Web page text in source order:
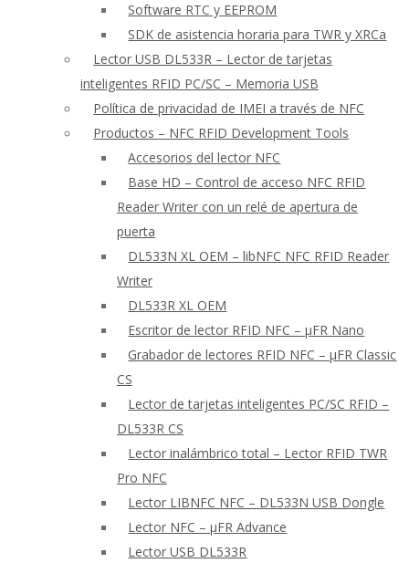
Software RTC y EEPROM
SDK de asistencia horaria para TWR y XRCa
Lector USB DL533R – Lector de tarjetas
inteligentes RFID PC/SC – Memoria USB
Política de privacidad de IMEI a través de NFC
Productos – NFC RFID Development Tools
Accesorios del lector NFC
Base HD – Control de acceso NFC RFID
Reader Writer con un relé de apertura de
puerta
DL533N XL OEM – libNFC NFC RFID Reader
Writer
DL533R XL OEM
Escritor de lector RFID NFC – μFR Nano
Grabador de lectores RFID NFC – μFR Classic
CS
Lector de tarjetas inteligentes PC/SC RFID –
DL533R CS
Lector inalámbrico total – Lector RFID TWR
Pro NFC
Lector LIBNFC NFC – DL533N USB Dongle
Lector NFC – μFR Advance
Lector USB DL533R